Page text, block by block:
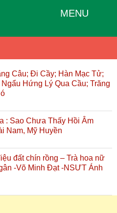
MENU
Câu; Đi Cầy; Hàn Mạc Tử;
Hứng Lý Qua Cầu; Trăng
: Sao Chưa Thấy Hồi Âm
Nam, Mỹ Huyền
đất chín rồng – Trà hoa nữ
-Võ Minh Đạt -NSƯT Ánh